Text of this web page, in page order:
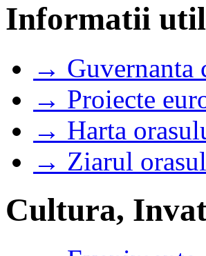
Informatii
→ Guvernanta
→ Proiecte
→ Harta
→ Ziarul
Cultura,